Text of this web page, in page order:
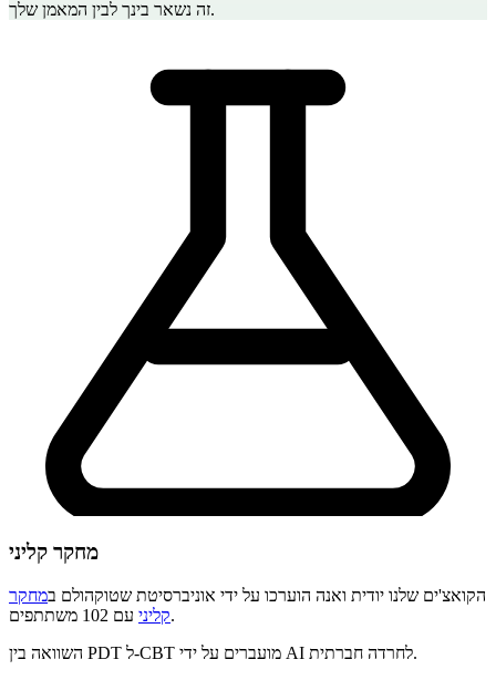
זה נשאר בינך לבין המאמן שלך.
מחקר קליני
הקואצ'ים שלנו יודית ואנה הוערכו על ידי אוניברסיטת שטוקהולם במחקר
קליניעם 102 משתתפים.
השוואה בין PDT ל-CBT מועברים על ידי AI לחרדה חברתית.